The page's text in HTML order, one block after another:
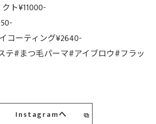
ト¥11000-
コーティング¥2640-
テ#まつ毛パーマ#アイブロウ#フラッ
Instagramへ